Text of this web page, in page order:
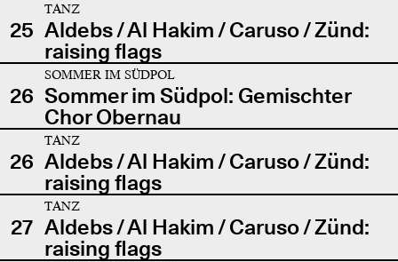
25
TANZ
Aldebs / Al Hakim / Caruso / Zünd:
raising flags
26
SOMMER IM SÜDPOL
Sommer im Südpol: Gemischter
Chor Obernau
26
TANZ
Aldebs / Al Hakim / Caruso / Zünd:
raising flags
27
TANZ
Aldebs / Al Hakim / Caruso / Zünd:
raising flags